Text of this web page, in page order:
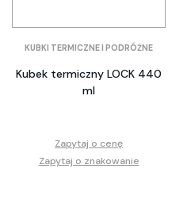
KUBKI TERMICZNE I PODRÓŻNE
Kubek termiczny LOCK 440
ml
Zapytaj o cenę
Zapytaj o znakowanie